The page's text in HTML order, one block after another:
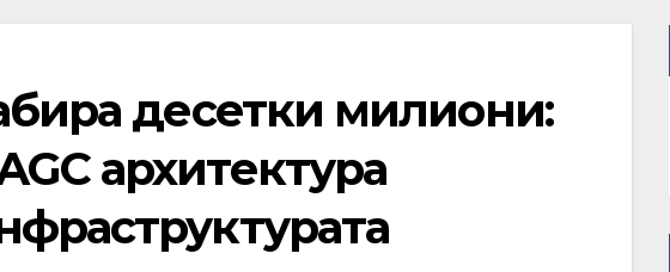
десетки милиони:
архитектура